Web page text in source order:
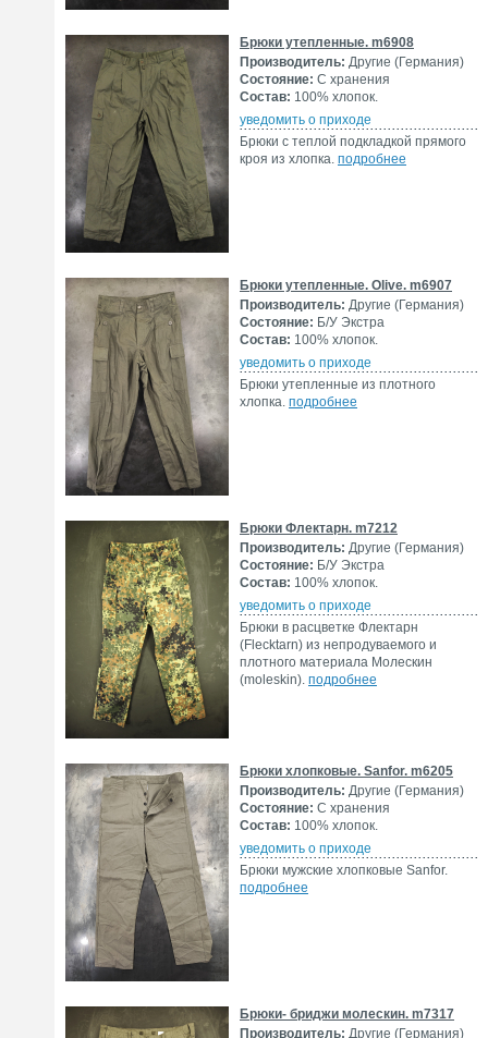
Брюки утепленные. m6908
Производитель: Другие (Германия)
Состояние: С хранения
Состав: 100% хлопок.
уведомить о приходе
Брюки с теплой подкладкой прямого
кроя из хлопка. подробнее
Брюки утепленные. Olive. m6907
Производитель: Другие (Германия)
Состояние: Б/У Экстра
Состав: 100% хлопок.
уведомить о приходе
Брюки утепленные из плотного
хлопка. подробнее
Брюки Флектарн. m7212
Производитель: Другие (Германия)
Состояние: Б/У Экстра
Состав: 100% хлопок.
уведомить о приходе
Брюки в расцветке Флектарн
(Flecktarn) из непродуваемого и
плотного материала Молескин
(moleskin). подробнее
Брюки хлопковые. Sanfor. m6205
Производитель: Другие (Германия)
Состояние: С хранения
Состав: 100% хлопок.
уведомить о приходе
Брюки мужские хлопковые Sanfor.
подробнее
Брюки- бриджи молескин. m7317
Производитель: Другие (Германия)